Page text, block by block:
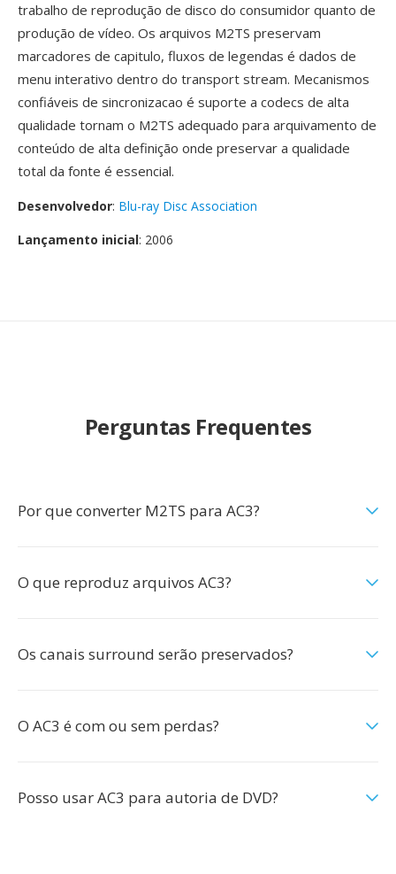
trabalho de reprodução de disco do consumidor quanto de
produção de vídeo. Os arquivos M2TS preservam
marcadores de capitulo, fluxos de legendas é dados de
menu interativo dentro do transport stream. Mecanismos
confiáveis de sincronizacao é suporte a codecs de alta
qualidade tornam o M2TS adequado para arquivamento de
conteúdo de alta definição onde preservar a qualidade
total da fonte é essencial.
Desenvolvedor: Blu-ray Disc Association
Lançamento inicial: 2006
Perguntas Frequentes
Por que converter M2TS para AC3?
O que reproduz arquivos AC3?
Os canais surround serão preservados?
O AC3 é com ou sem perdas?
Posso usar AC3 para autoria de DVD?